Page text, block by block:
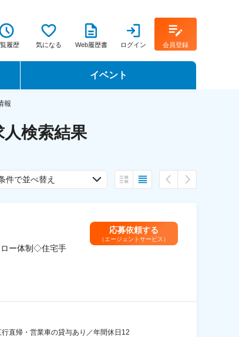
履歴 気になる Web履歴書 ログイン 会員登録
イベント
転職フェア
報
検索結果
件で並べ替え
ロー体制◇住宅手
応募依頼する
（エージェントサービス）
直帰・営業車の貸与あり／年間休日12